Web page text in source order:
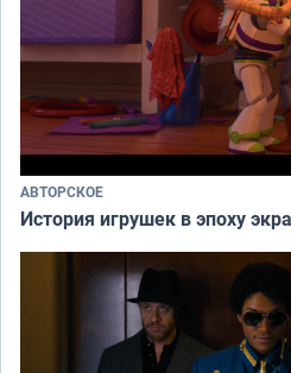
АВТОРСКОЕ
История игрушек в эпоху